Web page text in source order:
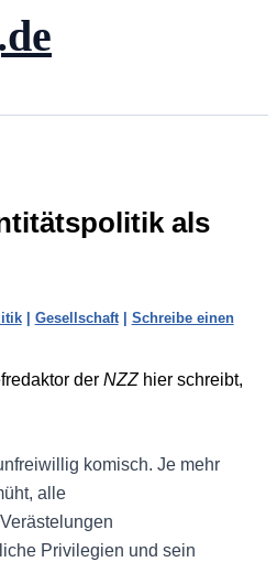
als
| Gesellschaft| Schreibe einen
der NZZhier schreibt,
komisch. Je mehr
alle
Privilegien und sein